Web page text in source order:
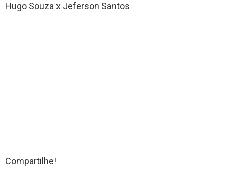
Hugo Souza x Jeferson Santos
Compartilhe!